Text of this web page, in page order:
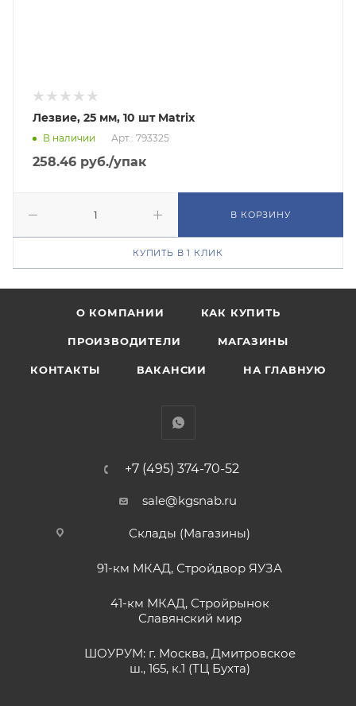
Лезвие, 25 мм, 10 шт Matrix
В наличии Арт.: 793325
258.46 руб./упак
В КОРЗИНУ
КУПИТЬ В 1 КЛИК
О КОМПАНИИ КАК КУПИТЬ
ПРОИЗВОДИТЕЛИ МАГАЗИНЫ
КОНТАКТЫ ВАКАНСИИ НА ГЛАВНУЮ
+7 (495) 374-70-52
sale@kgsnab.ru
Склады (Магазины)
91-км МКАД, Стройдвор ЯУЗА
41-км МКАД, Стройрынок
Славянский мир
ШОУРУМ: г. Москва, Дмитровское
ш., 165, к.1 (ТЦ Бухта)